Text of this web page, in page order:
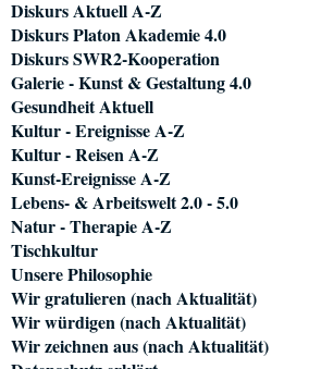
Diskurs Aktuell A-Z
Diskurs Platon Akademie 4.0
Diskurs SWR2-Kooperation
Galerie - Kunst & Gestaltung 4.0
Gesundheit Aktuell
Kultur - Ereignisse A-Z
Kultur - Reisen A-Z
Kunst-Ereignisse A-Z
Lebens- & Arbeitswelt 2.0 - 5.0
Natur - Therapie A-Z
Tischkultur
Unsere Philosophie
Wir gratulieren (nach Aktualität)
Wir würdigen (nach Aktualität)
Wir zeichnen aus (nach Aktualität)